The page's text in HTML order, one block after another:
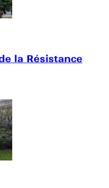
la Résistance